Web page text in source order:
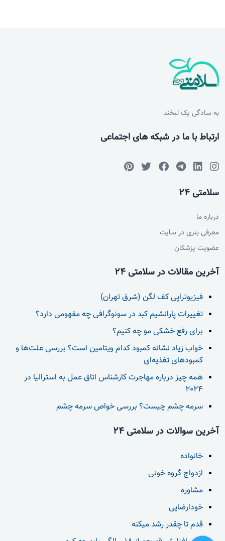
به سادگی یک لبخند
ارتباط با ما در شبکه های اجتماعی
سلامتی 24
درباره ما
معرفی بنری در سایت
عضویت پزشکان
آخرین مقالات در سلامتی 24
فیزیوتراپی کف لگن (شرق تهران)
تغییرات پارانشیم کبد در سونوگرافی چه مفهومی دارد؟
برای رفع خشکی مو چه کنیم؟
خواب زیاد نشانه کمبود کدام ویتامین است؟ بررسی علت‌ها و
کمبودهای تغذیه‌ای
همه چیز درباره مهاجرت کارشناس اتاق عمل به استرالیا در
2024
سرمه چشم چیست؟ بررسی خواص سرمه چشم
آخرین سوالات در سلامتی 24
خانواده
ازدواج گروه خونی
مشاوره
خودارضایی
قدم تا چقدر رشد میکنه